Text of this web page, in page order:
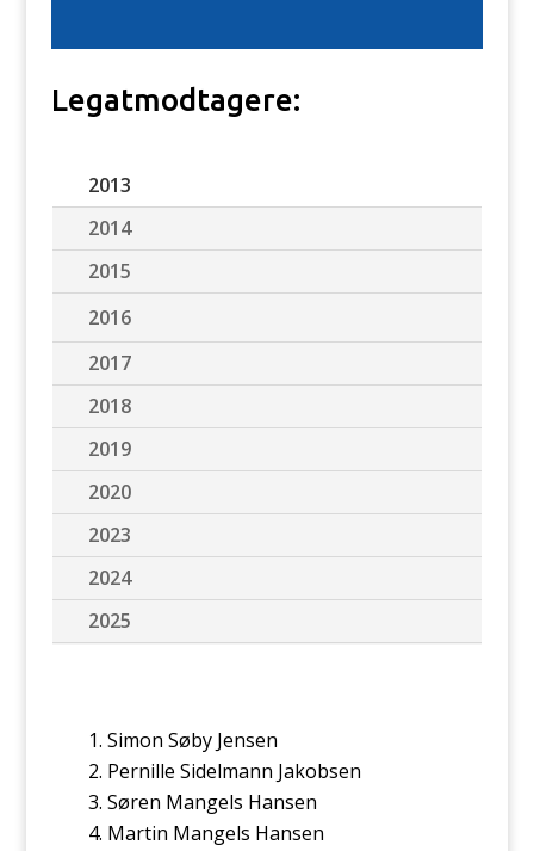
Legatmodtagere:
2013
2014
2015
2016
2017
2018
2019
2020
2023
2024
2025
Simon Søby Jensen
Pernille Sidelmann Jakobsen
Søren Mangels Hansen
Martin Mangels Hansen